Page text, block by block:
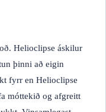
Helioclipse áskilur
þinni að eigin
fyrr en Helioclipse
móttekið og afgreitt